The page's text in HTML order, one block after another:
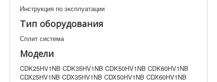
Техническая документация
CDK25HV1NB CDK35HV1NB CDK50HV1NB
CDK60HV1NB CDX25HV1NB CDX35HV1NB
CDX50HV1NB CDX60HV1NB
Искать
Инструкция по эксплуатации
Тип оборудования
Сплит система
Модели
CDK25HV1NB CDK35HV1NB CDK50HV1NB CDK60HV1NB
CDX25HV1NB CDX35HV1NB CDX50HV1NB CDX60HV1NB